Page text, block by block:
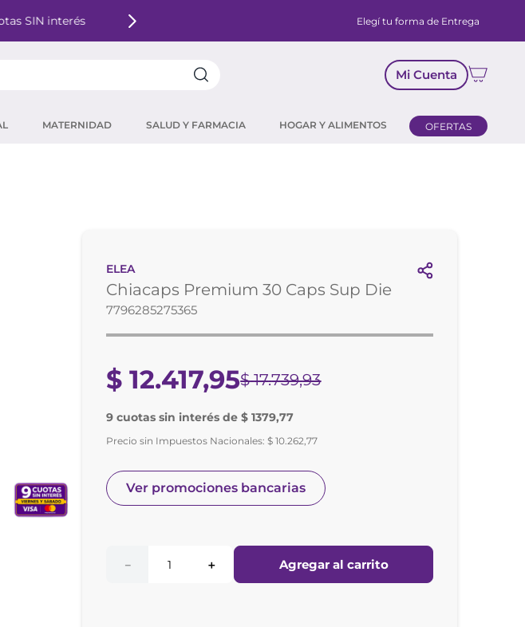
SIN interés Elegí tu forma de Entrega
Mi Cuenta
MATERNIDAD SALUD Y FARMACIA HOGAR Y ALIMENTOS OFERTAS
ELEA
Chiacaps Premium 30 Caps Sup Die
7796285275365
$ 12.417,95$ 17.739,93
9 cuotas sin interés de $ 1379,77
Precio sin Impuestos Nacionales:$ 10.262,77
Ver promociones bancarias
＋
－ Agregar al carrito